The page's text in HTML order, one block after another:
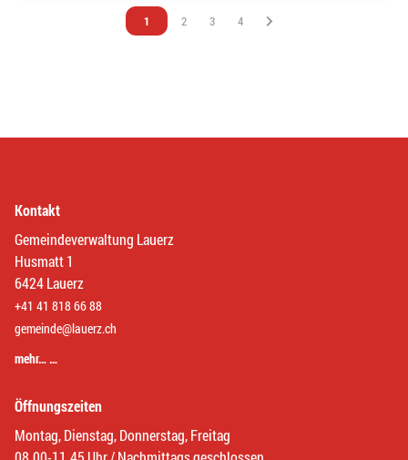
Vous êtes sur la page
1 Vous êtes sur la page
2 Vous êtes sur la page
3 Vous êtes sur la page
4
Kontakt
Gemeindeverwaltung Lauerz
Husmatt 1
6424 Lauerz
+41 41 818 66 88
gemeinde@lauerz.ch
mehr… …
Öffnungszeiten
Montag, Dienstag, Donnerstag, Freitag